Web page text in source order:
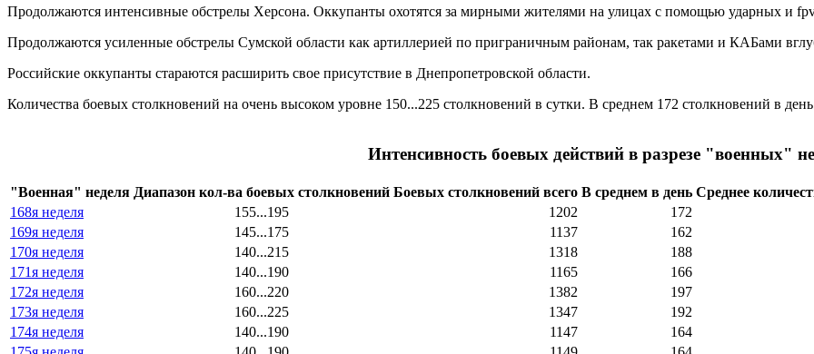
Продолжаются интенсивные обстрелы Херсона. Оккупанты охотятся за мирными жителями на улицах с помощью ударных и
Продолжаются усиленные обстрелы Сумской области как артиллерией по приграничным районам, так ракетами и КАБами
Российские оккупанты стараются расширить свое присутствие в Днепропетровской области.
Количества боевых столкновений на очень высоком уровне 150...225 столкновений в сутки. В среднем 172 столкновений в
Интенсивность боевых действий в разрезе "военных"
"Военная" неделя Диапазон кол-ва боевых столкновений Боевых столкновений всего В среднем в день Среднее
168я неделя
155...195 1202 172
169я неделя
145...175 1137 162
170я неделя
140...215 1318 188
171я неделя
140...190 1165 166
172я неделя
160...220 1382 197
173я неделя
160...225 1347 192
174я неделя
140...190 1147 164